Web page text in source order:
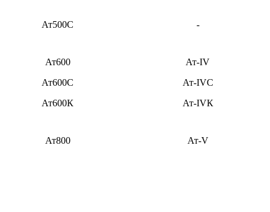
Ат500С -
Ат600
Ат600С
Ат600К
Ат-IV
Ат-IVС
Ат-IVК
Ат800 Ат-V